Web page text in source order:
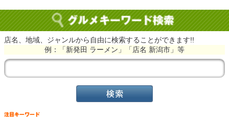
店名、地域、ジャンルから自由に検索することができます!!
例：「新発田 ラーメン」「店名 新潟市」等